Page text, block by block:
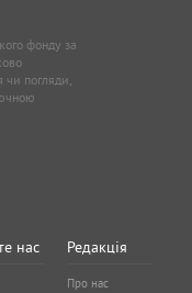
фонду за
чи погляди,
нас Редакція
Про нас